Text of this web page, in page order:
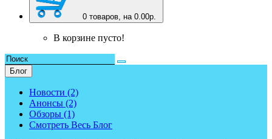
0 товаров, на 0.00р.
В корзине пусто!
Блог
Новости (2)
Анонсы (2)
Обзоры (1)
Смотреть Весь Блог